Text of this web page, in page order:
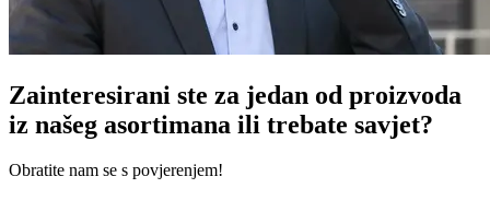
Zainteresirani ste za jedan od proizvoda
iz našeg asortimana ili trebate savjet?
Obratite nam se s povjerenjem!